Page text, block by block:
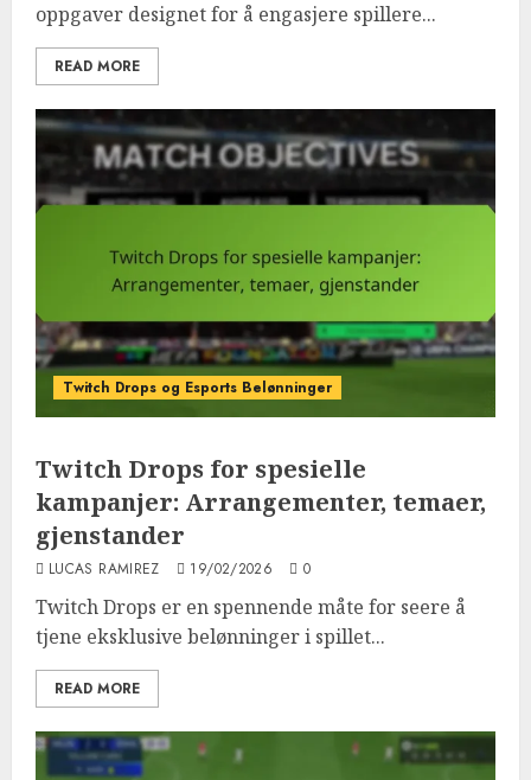
oppgaver designet for å engasjere spillere...
READ MORE
Twitch Drops og Esports Belønninger
Twitch Drops for spesielle
kampanjer: Arrangementer, temaer,
gjenstander
LUCAS RAMIREZ 19/02/2026 0
Twitch Drops er en spennende måte for seere å
tjene eksklusive belønninger i spillet...
READ MORE